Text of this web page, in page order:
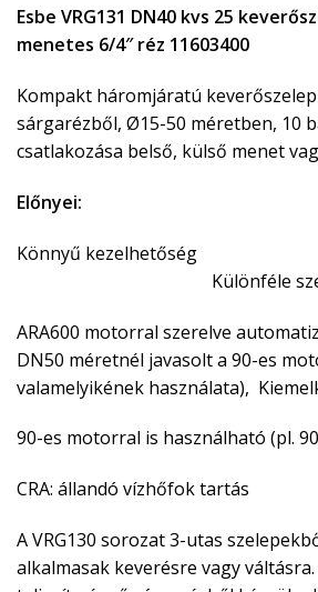
Esbe VRG131 DN40 kvs 25
menetes 6/4″ réz 11603400
Kompakt háromjáratú
sárgarézből, Ø15-50 méretben, 10
csatlakozása belső, külső menet
Előnyei:
Könnyű
Különféle szerelési
ARA600 motorral szerelve
DN50 méretnél javasolt a 90-es
valamelyikének használata),
90-es motorral is használható (pl.
CRA: állandó vízhőfok tartás
A VRG130 sorozat 3-utas
alkalmasak keverésre vagy